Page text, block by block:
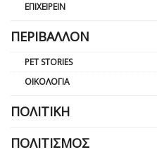
ΕΠΙΧΕΙΡΕΊΝ
ΠΕΡΙΒΆΛΛΟΝ
PET STORIES
ΟΙΚΟΛΟΓΊΑ
ΠΟΛΙΤΙΚΉ
ΠΟΛΙΤΙΣΜΌΣ